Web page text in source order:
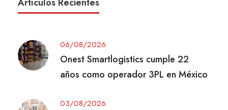
06/08/2026
Onest Smartlogistics cumple 22
años como operador 3PL en México
03/08/2026